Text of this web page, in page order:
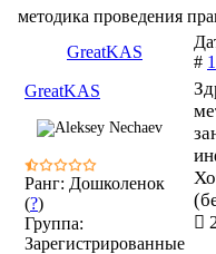
методика проведения
GreatKAS
# 1
GreatKAS
Ранг: Дошколенок
(?)
Группа:
Зарегистрированные